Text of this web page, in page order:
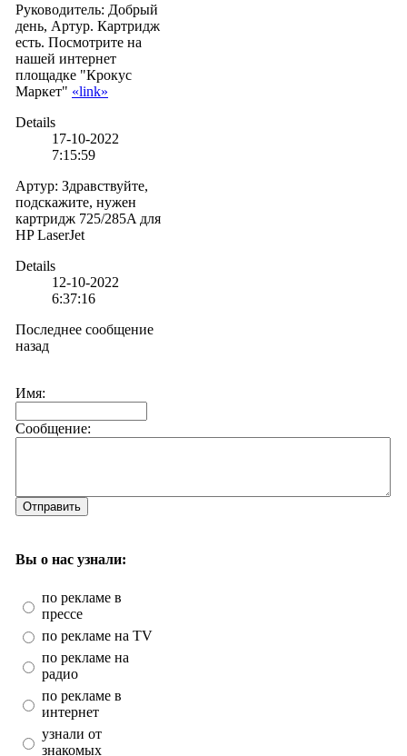
Руководитель: Добрый
день, Артур. Картридж
есть. Посмотрите на
нашей интернет
площадке "Крокус
Маркет" «link»
Details
17-10-2022
7:15:59
Артур: Здравствуйте,
подскажите, нужен
картридж 725/285A для
HP LaserJet
Details
12-10-2022
6:37:16
Последнее сообщение
назад
Имя:
Сообщение:
Отправить
Вы о нас узнали:
по рекламе в
прессе
по рекламе на TV
по рекламе на
радио
по рекламе в
интернет
узнали от
знакомых